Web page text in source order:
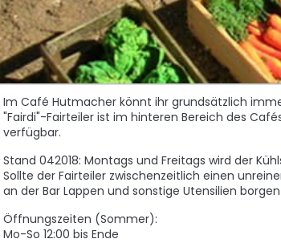
Im Café Hutmacher könnt ihr grundsätzlich
"Fairdi"-Fairteiler ist im hinteren Bereich des
verfügbar.
Stand 042018: Montags und Freitags wird der
Sollte der Fairteiler zwischenzeitlich einen
an der Bar Lappen und sonstige Utensilien
Öffnungszeiten (Sommer):
Mo-So 12:00 bis Ende